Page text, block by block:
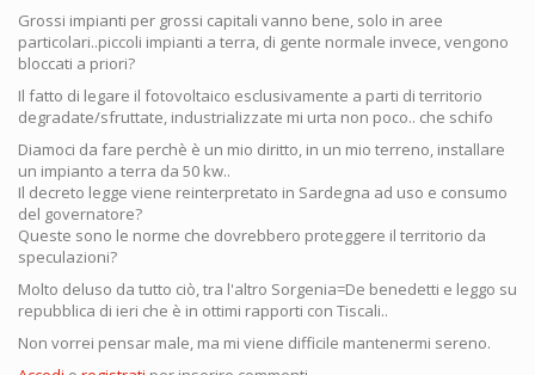
Grossi impianti per grossi capitali vanno bene, solo in aree
particolari..piccoli impianti a terra, di gente normale invece, vengono
bloccati a priori?
Il fatto di legare il fotovoltaico esclusivamente a parti di territorio
degradate/sfruttate, industrializzate mi urta non poco.. che schifo
Diamoci da fare perchè è un mio diritto, in un mio terreno, installare
un impianto a terra da 50 kw..
Il decreto legge viene reinterpretato in Sardegna ad uso e consumo
del governatore?
Queste sono le norme che dovrebbero proteggere il territorio da
speculazioni?
Molto deluso da tutto ciò, tra l'altro Sorgenia=De benedetti e leggo su
repubblica di ieri che è in ottimi rapporti con Tiscali..
Non vorrei pensar male, ma mi viene difficile mantenermi sereno.